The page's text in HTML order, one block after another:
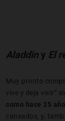
Aladdiny El
Muy pronto
vive y deja vivir”
como hace 25
cansados, y,